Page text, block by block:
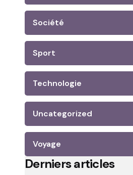
Société
Sport
Technologie
Uncategorized
Voyage
Derniers articles